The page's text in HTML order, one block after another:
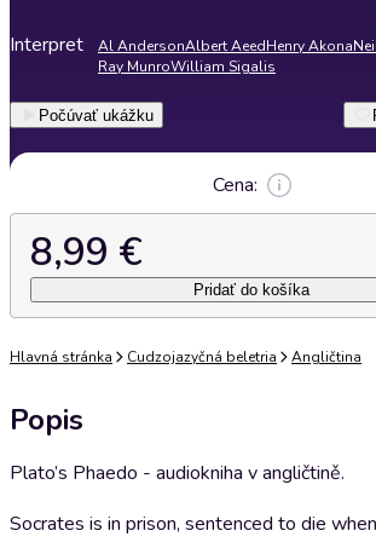
Interpret Al AndersonAlbert AeedHenry Akona
Ray MunroWilliam Sigalis
Počúvať ukážku
Cena:
8,99 €
Pridať do košíka
Hlavná stránka Cudzojazyčná beletria Angličtina
Popis
Plato’s Phaedo - audiokniha v angličtině.
Socrates is in prison, sentenced to die